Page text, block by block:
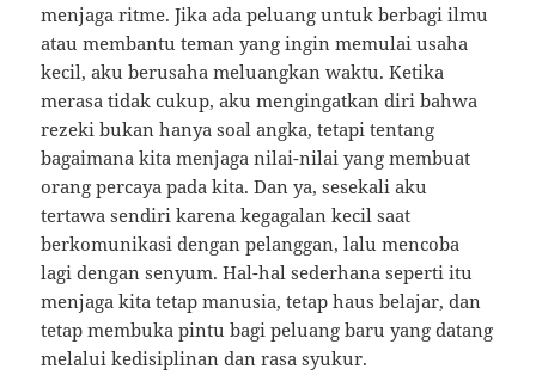
menjaga ritme. Jika ada peluang untuk berbagi ilmu
atau membantu teman yang ingin memulai usaha
kecil, aku berusaha meluangkan waktu. Ketika
merasa tidak cukup, aku mengingatkan diri bahwa
rezeki bukan hanya soal angka, tetapi tentang
bagaimana kita menjaga nilai-nilai yang membuat
orang percaya pada kita. Dan ya, sesekali aku
tertawa sendiri karena kegagalan kecil saat
berkomunikasi dengan pelanggan, lalu mencoba
lagi dengan senyum. Hal-hal sederhana seperti itu
menjaga kita tetap manusia, tetap haus belajar, dan
tetap membuka pintu bagi peluang baru yang datang
melalui kedisiplinan dan rasa syukur.